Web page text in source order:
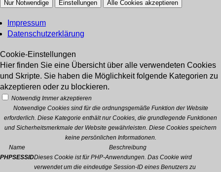
Nur Notwendige Einstellungen Alle Cookies akzeptieren
Impressum
Datenschutzerklärung
Cookie-Einstellungen
Hier finden Sie eine Übersicht über alle verwendeten Cookies
und Skripte. Sie haben die Möglichkeit folgende Kategorien zu
akzeptieren oder zu blockieren.
Notwendig Immer akzeptieren
Notwendige Cookies sind für die ordnungsgemäße Funktion der Website
erforderlich. Diese Kategorie enthält nur Cookies, die grundlegende Funktionen
und Sicherheitsmerkmale der Website gewährleisten. Diese Cookies speichern
keine persönlichen Informationen.
Name
Beschreibung
PHPSESSIDDieses Cookie ist für PHP-Anwendungen. Das Cookie wird
verwendet um die eindeutige Session-ID eines Benutzers zu